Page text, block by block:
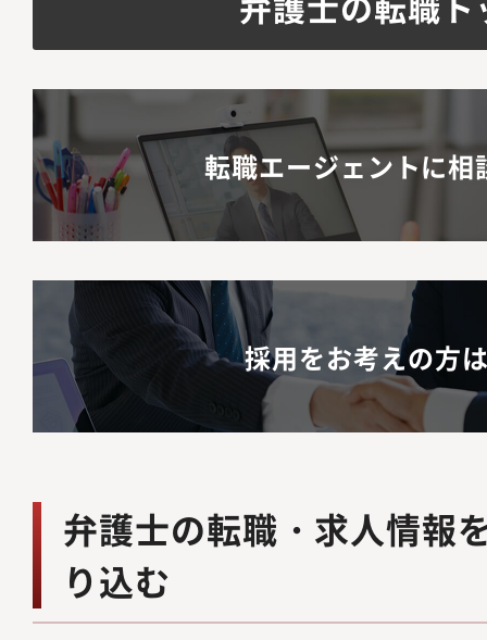
転職エージェントに相
採用をお考えの方
弁護士の転職・求人情報
り込む